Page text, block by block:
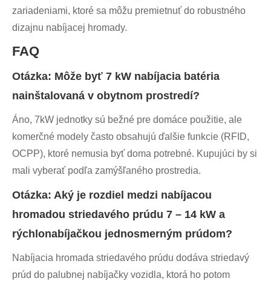
zariadeniami, ktoré sa môžu premietnuť do robustného
dizajnu nabíjacej hromady.
FAQ
Otázka: Môže byť 7 kW nabíjacia batéria
nainštalovaná v obytnom prostredí?
Áno, 7kW jednotky sú bežné pre domáce použitie, ale
komerčné modely často obsahujú ďalšie funkcie (RFID,
OCPP), ktoré nemusia byť doma potrebné. Kupujúci by si
mali vyberať podľa zamýšľaného prostredia.
Otázka: Aký je rozdiel medzi nabíjacou
hromadou striedavého prúdu 7 – 14 kW a
rýchlonabíjačkou jednosmerným prúdom?
Nabíjacia hromada striedavého prúdu dodáva striedavý
prúd do palubnej nabíjačky vozidla, ktorá ho potom